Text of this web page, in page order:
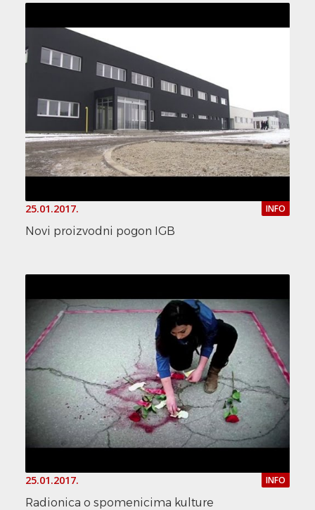
25.01.2017. INFO
Novi proizvodni pogon IGB
25.01.2017. INFO
Radionica o spomenicima kulture